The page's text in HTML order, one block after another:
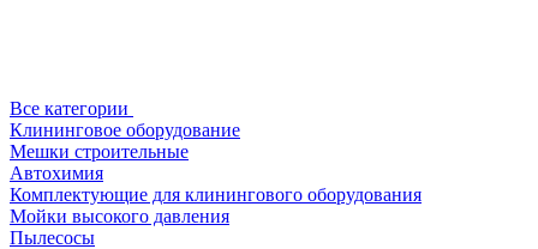
Все категории
Клининговое оборудование
Мешки строительные
Автохимия
Комплектующие для клинингового оборудования
Мойки высокого давления
Пылесосы